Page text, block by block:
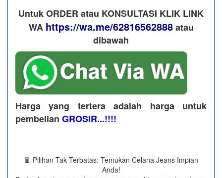
Untuk ORDER atau KONSULTASI KLIK LINK
WA https://wa.me/62816562888​ atau
dibawah
Harga yang tertera adalah harga untuk
pembelian GROSIR...!!!!
👖 Pilihan Tak Terbatas: Temukan Celana Jeans Impian
Anda!